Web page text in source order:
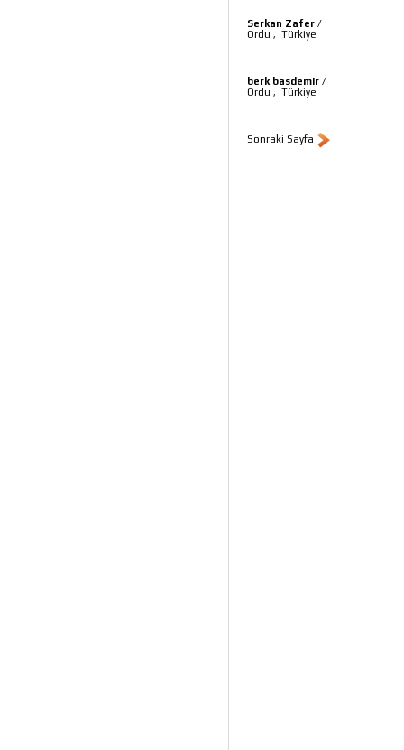
Serkan Zafer /
Ordu , Türkiye
berk basdemir /
Ordu , Türkiye
Sonraki Sayfa